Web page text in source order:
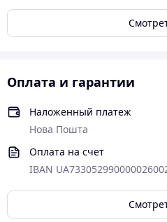
Оплата и гарантии
Наложенный платеж
Нова Пошта
Оплата на счет
IBAN